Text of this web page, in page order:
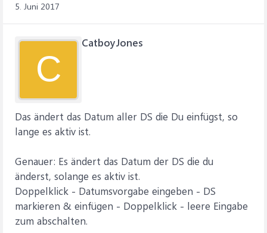
Currentdb.Execute strSQL, dbFailOnError 'Datensätze
Me.Requery 'Formular aktualisieren
5. Juni 2017
C
CatboyJones
Das ändert das Datum aller DS die Du einfügst, so
lange es aktiv ist.
Genauer: Es ändert das Datum der DS die du
änderst, solange es aktiv ist.
Doppelklick - Datumsvorgabe eingeben - DS
markieren & einfügen - Doppelklick - leere Eingabe
zum abschalten.